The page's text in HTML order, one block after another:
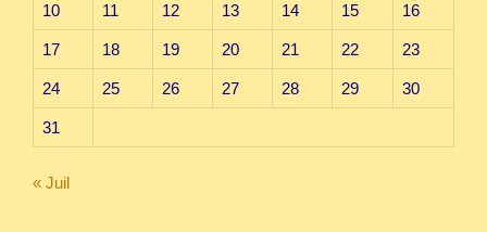
10 11 12 13 14 15 16
17 18 19 20 21 22 23
24 25 26 27 28 29 30
31
« Juil